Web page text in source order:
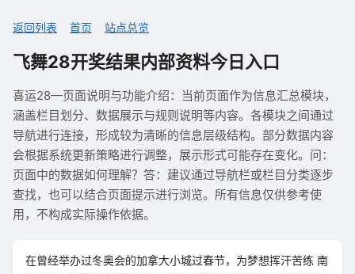
返回列表 首页 站点总览
飞舞28开奖结果内部资料今日入口
喜运28—页面说明与功能介绍：当前页面作为信息汇总模块，
涵盖栏目划分、数据展示与规则说明等内容。各模块之间通过
导航进行连接，形成较为清晰的信息层级结构。部分数据内容
会根据系统更新策略进行调整，展示形式可能存在变化。问：
页面中的数据如何理解？答：建议通过导航栏或栏目分类逐步
查找，也可以结合页面提示进行浏览。所有信息仅供参考使
用，不构成实际操作依据。
在曾经举办过冬奥会的加拿大小城过春节，为梦想挥汗苦练 南